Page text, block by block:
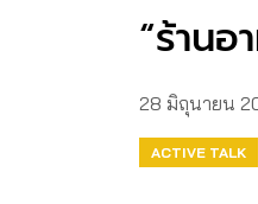
“ร้าน
28 มิถุนายน
ACTIVE TALK